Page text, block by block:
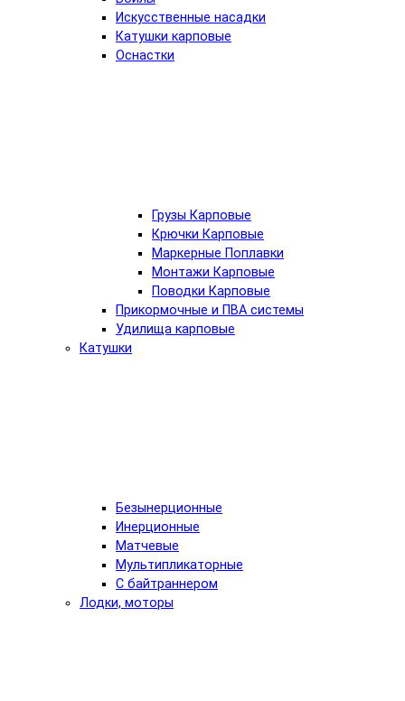
Искусственные насадки
Катушки карповые
Оснастки
Грузы Карповые
Крючки Карповые
Маркерные Поплавки
Монтажи Карповые
Поводки Карповые
Прикормочные и ПВА системы
Удилища карповые
Катушки
Безынерционные
Инерционные
Матчевые
Мультипликаторные
С байтраннером
Лодки, моторы